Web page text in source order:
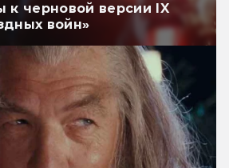
к черновой версии IX
войн»